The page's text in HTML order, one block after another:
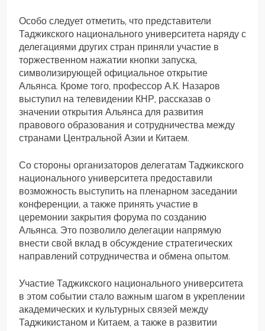
Особо следует отметить, что представители
Таджикского национального университета наряду с
делегациями других стран приняли участие в
торжественном нажатии кнопки запуска,
символизирующей официальное открытие
Альянса. Кроме того, профессор А.К. Назаров
выступил на телевидении КНР, рассказав о
значении открытия Альянса для развития
правового образования и сотрудничества между
странами Центральной Азии и Китаем.
Со стороны организаторов делегатам Таджикского
национального университета предоставили
возможность выступить на пленарном заседании
конференции, а также принять участие в
церемонии закрытия форума по созданию
Альянса. Это позволило делегации напрямую
внести свой вклад в обсуждение стратегических
направлений сотрудничества и обмена опытом.
Участие Таджикского национального университета
в этом событии стало важным шагом в укреплении
академических и культурных связей между
Таджикистаном и Китаем, а также в развитии